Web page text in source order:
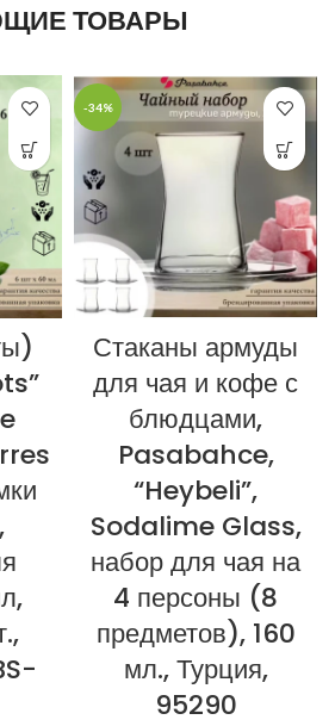
ТОВАРЫ
-34%
Стаканы армуды
для чая и кофе с
блюдцами,
Pasabahce,
“Heybeli”,
Sodalime Glass,
набор для чая на
4 персоны (8
предметов), 160
мл., Турция,
95290